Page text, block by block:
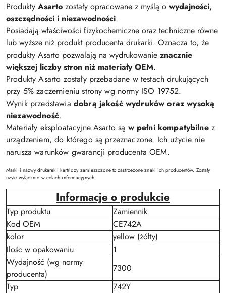
Produkty Asarto zostały opracowane z myślą o wydajności,
oszczędności i niezawodności.
Posiadają właściwości fizykochemiczne oraz techniczne równe
lub wyższe niż produkt producenta drukarki. Oznacza to, że
produkty Asarto pozwalają na wydrukowanie znacznie
większej liczby stron niż materiały OEM.
Produkty Asarto zostały przebadane w testach drukujących
przy 5% zaczernieniu strony wg normy ISO 19752.
Wynik przedstawia dobrą jakość wydruków oraz wysoką
niezawodność.
Materiały eksploatacyjne Asarto są w pełni kompatybilnez
urządzeniem, do którego są przeznaczone. Ich użycie nie
narusza warunków gwarancji producenta OEM.
Marki i nazwy drukarek i kartridży zamieszczone to zastrzeżone znaki ich producentów. Zostały
użyte wyłącznie w celach informacyjnych
Informacje o produkcie
Typ produktu
Zamiennik
Kod OEM
CE742A
kolor
yellow (żółty)
Ilośc w opakowaniu
1
Wydajność (wg normy
producenta)
7300
Typ
742Y